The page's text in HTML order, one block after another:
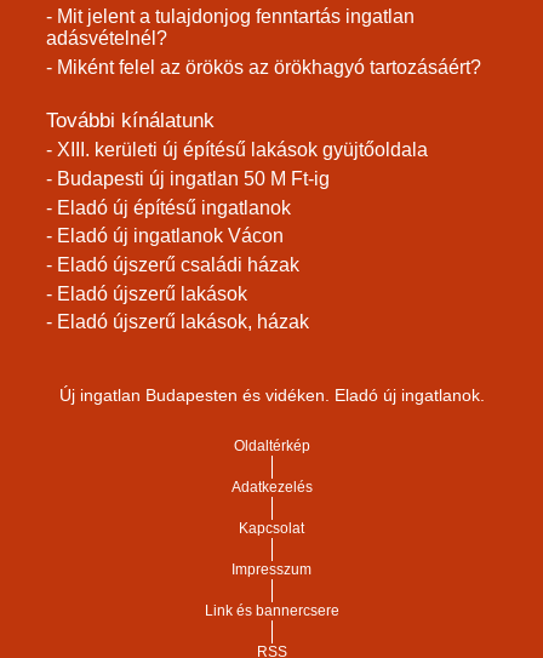
- Mit jelent a tulajdonjog fenntartás ingatlan
adásvételnél?
- Miként felel az örökös az örökhagyó tartozásáért?
További kínálatunk
- XIII. kerületi új építésű lakások gyüjtőoldala
- Budapesti új ingatlan 50 M Ft-ig
- Eladó új építésű ingatlanok
- Eladó új ingatlanok Vácon
- Eladó újszerű családi házak
- Eladó újszerű lakások
- Eladó újszerű lakások, házak
Új ingatlan Budapesten és vidéken. Eladó új ingatlanok.
Oldaltérkép
Adatkezelés
Kapcsolat
Impresszum
Link és bannercsere
RSS